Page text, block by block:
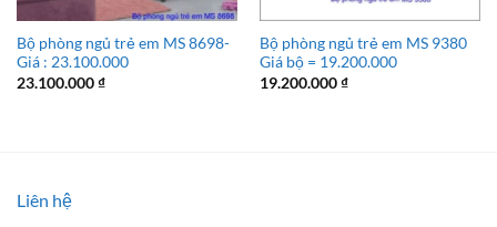
Bộ phòng ngủ trẻ em MS 8698-
Giá : 23.100.000
23.100.000₫
Bộ phòng ngủ trẻ em MS 9380
Giá bộ = 19.200.000
19.200.000₫
Liên hệ